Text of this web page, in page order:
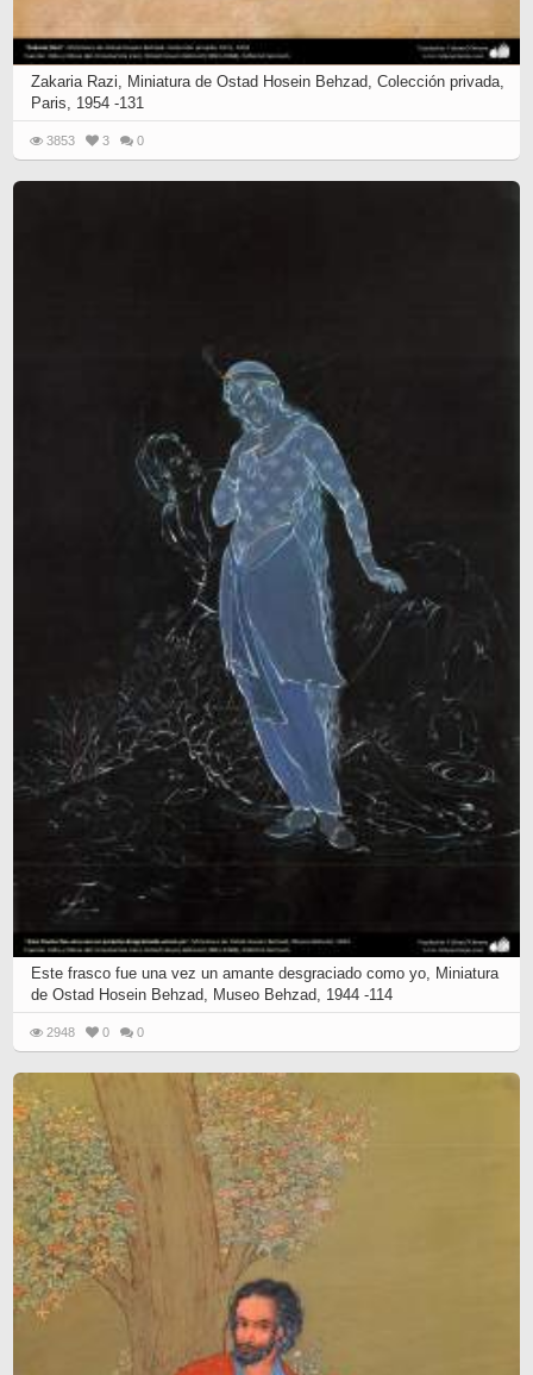
Zakaria Razi, Miniatura de Ostad Hosein Behzad, Colección privada,
Paris, 1954 -131
3853 3 0
Este frasco fue una vez un amante desgraciado como yo, Miniatura
de Ostad Hosein Behzad, Museo Behzad, 1944 -114
2948 0 0